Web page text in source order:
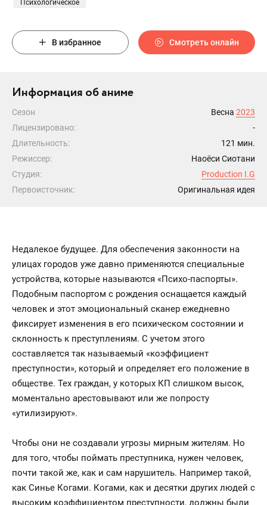
Психологическое
В избранное Смотреть онлайн
Информация об аниме
Сезон Весна 2023
Лицензировано:
-
Длительность:
121 мин.
Режиссер:
Наоёси Сиотани
Студия:
Production I.G
Первоисточник:
Оригинальная идея
Недалекое будущее. Для обеспечения законности на
улицах городов уже давно применяются специальные
устройства, которые называются «Психо-паспорты».
Подобным паспортом с рождения оснащается каждый
человек и этот эмоциональный сканер ежедневно
фиксирует изменения в его психическом состоянии и
склонность к преступлениям. С учетом этого
составляется так называемый «коэффициент
преступности», который и определяет его положение в
обществе. Тех граждан, у которых КП слишком высок,
моментально арестовывают или же попросту
«утилизируют».
Чтобы они не создавали угрозы мирным жителям. Но
для того, чтобы поймать преступника, нужен человек,
почти такой же, как и сам нарушитель. Например такой,
как Синье Когами. Когами, как и десятки других людей с
высоким коэффициентом преступности, должны были